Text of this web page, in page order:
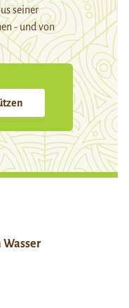
seiner
- und von
Wasser